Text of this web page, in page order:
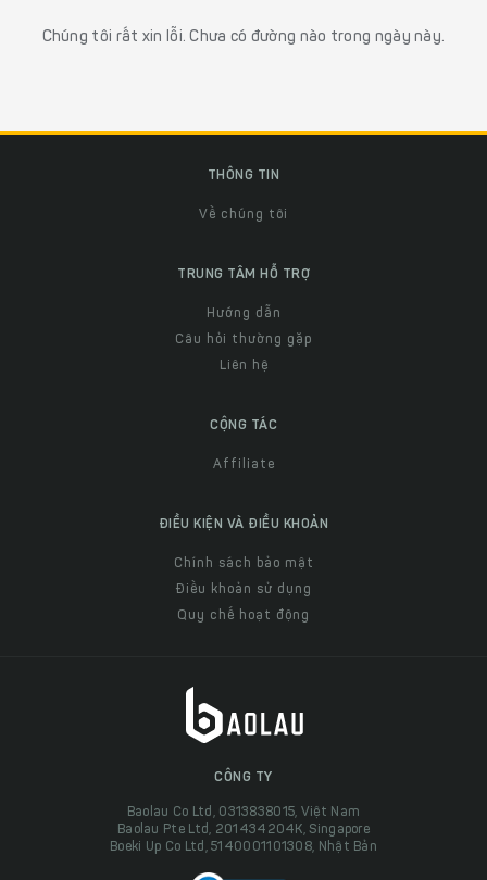
Chúng tôi rất xin lỗi. Chưa có đường nào trong ngày này.
THÔNG TIN
Về chúng tôi
TRUNG TÂM HỖ TRỢ
Hướng dẫn
Câu hỏi thường gặp
Liên hệ
CỘNG TÁC
Affiliate
ĐIỀU KIỆN VÀ ĐIỀU KHOẢN
Chính sách bảo mật
Điều khoản sử dụng
Quy chế hoạt động
CÔNG TY
Baolau Co Ltd, 0313838015, Việt Nam
Baolau Pte Ltd, 201434204K, Singapore
Boeki Up Co Ltd, 5140001101308, Nhật Bản